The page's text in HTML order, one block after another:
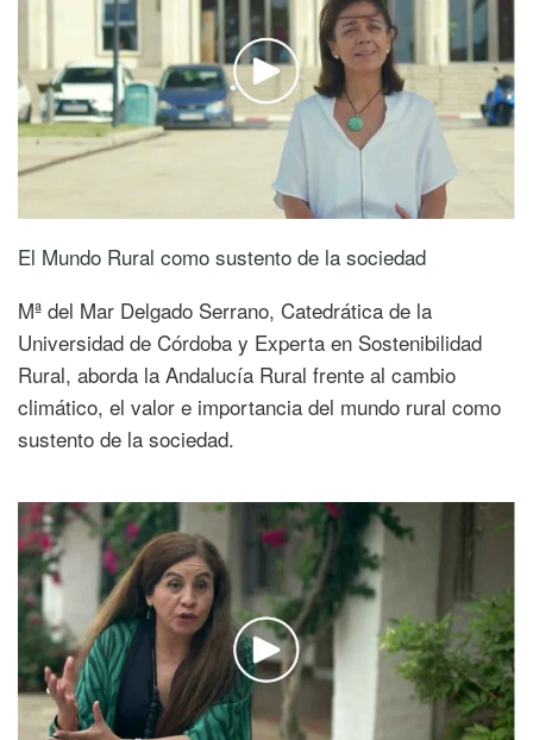
El Mundo Rural como sustento de la sociedad
Mª del Mar Delgado Serrano, Catedrática de la
Universidad de Córdoba y Experta en Sostenibilidad
Rural, aborda la Andalucía Rural frente al cambio
climático, el valor e importancia del mundo rural como
sustento de la sociedad.